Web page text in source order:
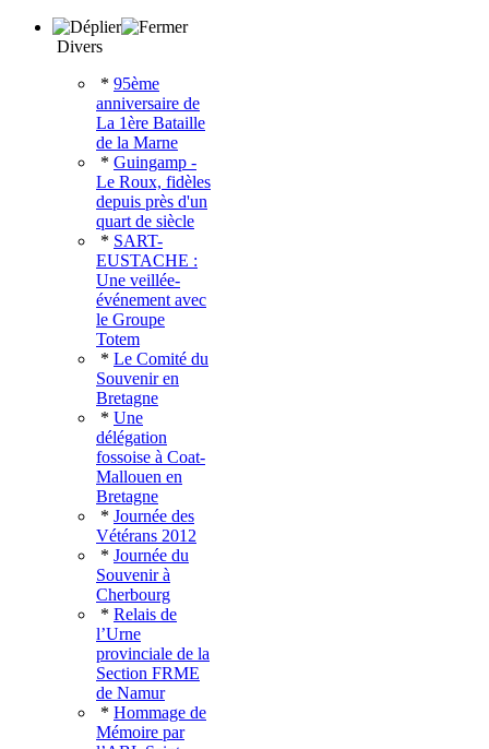
Divers
* 95ème
anniversaire de
La 1ère Bataille
de la Marne
* Guingamp -
Le Roux, fidèles
depuis près d'un
quart de siècle
* SART-
EUSTACHE :
Une veillée-
événement avec
le Groupe
Totem
* Le Comité du
Souvenir en
Bretagne
* Une
délégation
fossoise à Coat-
Mallouen en
Bretagne
* Journée des
Vétérans 2012
* Journée du
Souvenir à
Cherbourg
* Relais de
l’Urne
provinciale de la
Section FRME
de Namur
* Hommage de
Mémoire par